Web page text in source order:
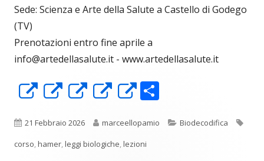
Sede: Scienza e Arte della Salute a Castello di Godego
(TV)
Prenotazioni entro fine aprile a
info@artedellasalute.it - www.artedellasalute.it
Apre
una
nuova
Apre
una
nuova
Apre
una
nuova
Apre
una
nuova
Apre
una
nuova
n
Pubblicato
21 Febbraio 2026 Autore
marceellopamio Categorie
Biodecodifica
corso,hamer,leggi biologiche,lezioni